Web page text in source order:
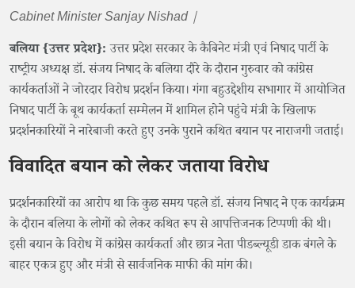
Cabinet Minister Sanjay Nishad |
बलिया {उत्तर प्रदेश}:उत्तर प्रदेश सरकार के कैबिनेट मंत्री एवं निषाद पार्टी के
राष्ट्रीय अध्यक्ष डॉ. संजय निषाद के बलिया दौरे के दौरान गुरुवार को कांग्रेस
कार्यकर्ताओं ने जोरदार विरोध प्रदर्शन किया। गंगा बहुउद्देशीय सभागार में आयोजित
निषाद पार्टी के बूथ कार्यकर्ता सम्मेलन में शामिल होने पहुंचे मंत्री के खिलाफ
प्रदर्शनकारियों ने नारेबाजी करते हुए उनके पुराने कथित बयान पर नाराजगी जताई।
विवादित बयान को लेकर जताया विरोध
प्रदर्शनकारियों का आरोप था कि कुछ समय पहले डॉ. संजय निषाद ने एक कार्यक्रम
के दौरान बलिया के लोगों को लेकर कथित रूप से आपत्तिजनक टिप्पणी की थी।
इसी बयान के विरोध में कांग्रेस कार्यकर्ता और छात्र नेता पीडब्ल्यूडी डाक बंगले के
बाहर एकत्र हुए और मंत्री से सार्वजनिक माफी की मांग की।